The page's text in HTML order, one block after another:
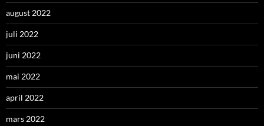
august 2022
juli 2022
juni 2022
mai 2022
april 2022
mars 2022